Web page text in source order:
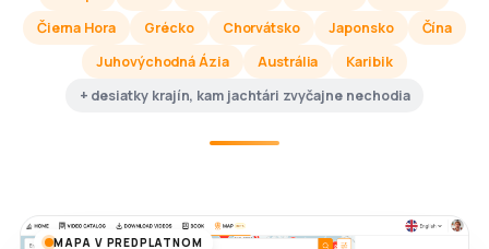
Čierna Hora
Grécko Chorvátsko Japonsko
Čína
Juhovýchodná Ázia
Austrália
Karibik
+ desiatky krajín, kam jachtári zvyčajne nechodia
MAPA V PREDPLATNOM